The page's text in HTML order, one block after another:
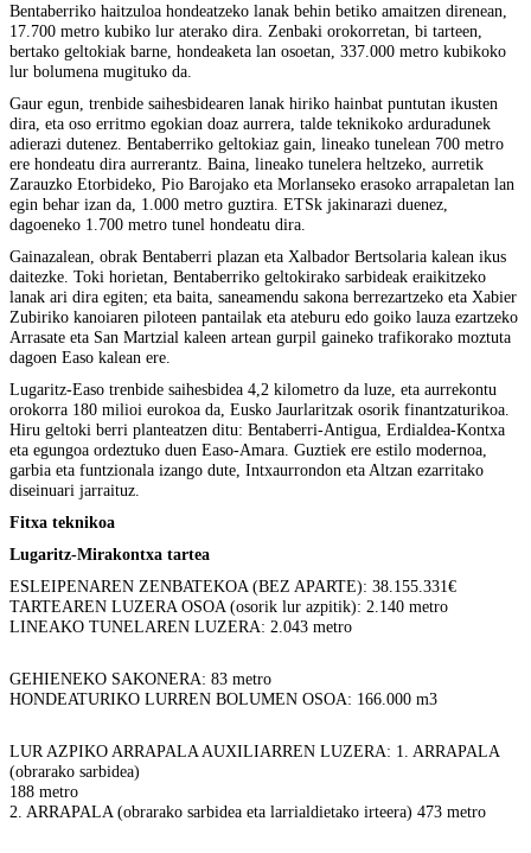
Bentaberriko haitzuloa hondeatzeko lanak behin betiko amaitzen direnean,
17.700 metro kubiko lur aterako dira. Zenbaki orokorretan, bi tarteen,
bertako geltokiak barne, hondeaketa lan osoetan, 337.000 metro kubikoko
lur bolumena mugituko da.
Gaur egun, trenbide saihesbidearen lanak hiriko hainbat puntutan ikusten
dira, eta oso erritmo egokian doaz aurrera, talde teknikoko arduradunek
adierazi dutenez. Bentaberriko geltokiaz gain, lineako tunelean 700 metro
ere hondeatu dira aurrerantz. Baina, lineako tunelera heltzeko, aurretik
Zarauzko Etorbideko, Pio Barojako eta Morlanseko erasoko arrapaletan lan
egin behar izan da, 1.000 metro guztira. ETSk jakinarazi duenez,
dagoeneko 1.700 metro tunel hondeatu dira.
Gainazalean, obrak Bentaberri plazan eta Xalbador Bertsolaria kalean ikus
daitezke. Toki horietan, Bentaberriko geltokirako sarbideak eraikitzeko
lanak ari dira egiten; eta baita, saneamendu sakona berrezartzeko eta Xabier
Zubiriko kanoiaren piloteen pantailak eta ateburu edo goiko lauza ezartzeko
Arrasate eta San Martzial kaleen artean gurpil gaineko trafikorako moztuta
dagoen Easo kalean ere.
Lugaritz-Easo trenbide saihesbidea 4,2 kilometro da luze, eta aurrekontu
orokorra 180 milioi eurokoa da, Eusko Jaurlaritzak osorik finantzaturikoa.
Hiru geltoki berri planteatzen ditu: Bentaberri-Antigua, Erdialdea-Kontxa
eta egungoa ordeztuko duen Easo-Amara. Guztiek ere estilo modernoa,
garbia eta funtzionala izango dute, Intxaurrondon eta Altzan ezarritako
diseinuari jarraituz.
Fitxa teknikoa
Lugaritz-Mirakontxa tartea
ESLEIPENAREN ZENBATEKOA (BEZ APARTE): 38.155.331€
TARTEAREN LUZERA OSOA (osorik lur azpitik): 2.140 metro
LINEAKO TUNELAREN LUZERA: 2.043 metro
GEHIENEKO SAKONERA: 83 metro
HONDEATURIKO LURREN BOLUMEN OSOA: 166.000 m3
LUR AZPIKO ARRAPALA AUXILIARREN LUZERA: 1. ARRAPALA
(obrarako sarbidea)
188 metro
2. ARRAPALA (obrarako sarbidea eta larrialdietako irteera) 473 metro